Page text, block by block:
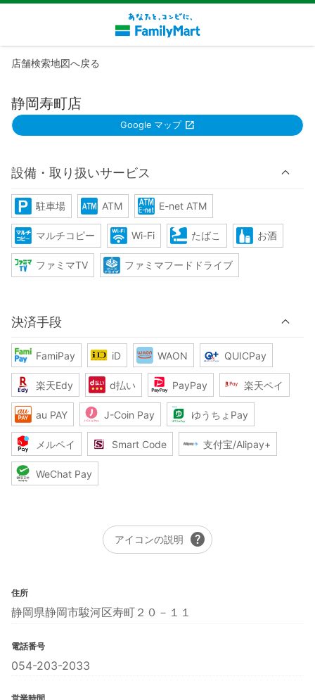
店舗検索地図へ戻る
静岡寿町店
Google マップ
設備・取り扱いサービス
駐車場 ATM E-net ATM
マルチコピー Wi-Fi たばこ お酒
ファミマTV ファミマフードドライブ
決済手段
FamiPay iD WAON QUICPay
楽天Edy d払い PayPay 楽天ペイ
au PAY J-Coin Pay ゆうちょPay
メルペイ Smart Code 支付宝/Alipay+
WeChat Pay
アイコンの説明 help
住所
静岡県静岡市駿河区寿町２０－１１
電話番号
054-203-2033